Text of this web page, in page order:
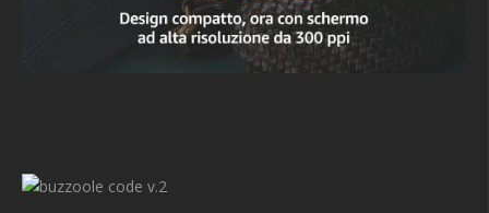
v.2